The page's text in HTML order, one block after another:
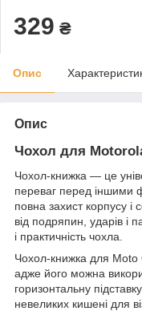
329 ₴
Опис
Опис
Чохол для
Чохол-книжка ― це
переваг перед
повна захист корпусу
від подряпин, ударів і
і практичність чохла.
Чохол-книжка для Moto
адже його можна
горизонтальну
невеликих кишені для